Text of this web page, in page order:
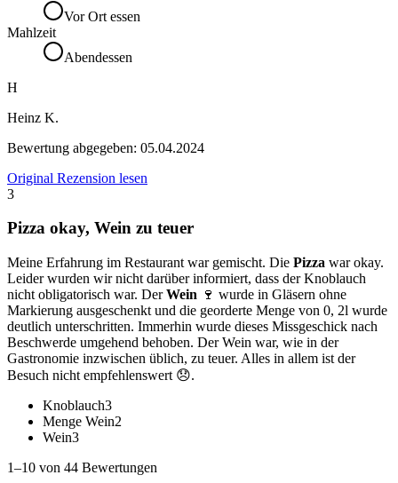
Vor Ort essen
Mahlzeit
Abendessen
H
Heinz K.
Bewertung abgegeben: 05.04.2024
Original Rezension lesen
3
Pizza okay, Wein zu teuer
Meine Erfahrung im Restaurant war gemischt. Die Pizza war okay.
Leider wurden wir nicht darüber informiert, dass der Knoblauch
nicht obligatorisch war. DerWein 🍷 wurde in Gläsern ohne
Markierung ausgeschenkt und die georderte Menge von 0, 2l wurde
deutlich unterschritten. Immerhin wurde dieses Missgeschick nach
Beschwerde umgehend behoben. Der Wein war, wie in der
Gastronomie inzwischen üblich, zu teuer. Alles in allem ist der
Besuch nicht empfehlenswert 😞.
Knoblauch3
Menge Wein2
Wein3
1–10 von 44 Bewertungen